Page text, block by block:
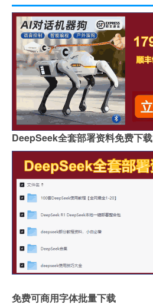
DeepSeek全套部署资料免费下载
免费可商用字体批量下载